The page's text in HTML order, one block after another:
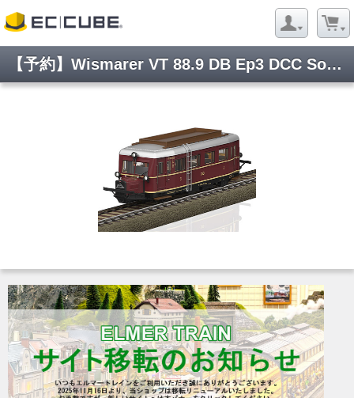
【予約】Wismarer VT 88.9 DB Ep3 DCC Sound